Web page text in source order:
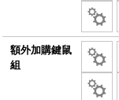
額外加購鍵鼠
組